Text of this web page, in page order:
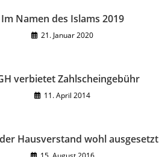
Im Namen des Islams 2019
21. Januar 2020
verbietet Zahlscheingebühr
11. April 2014
Hausverstand wohl ausgesetzt